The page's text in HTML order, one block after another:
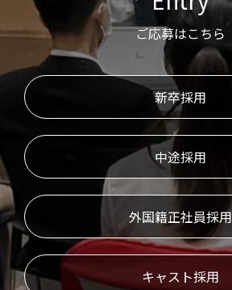
ご応募はこちら
新卒採用
中途採用
外国籍正社員採用
キャスト採用